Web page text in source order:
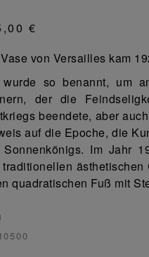
€
von Versailles kam
so benannt, um
der die
beendete, aber
auf die Epoche, die
Sonnenkönigs. Im Jahr
quadratischen Fuß mit